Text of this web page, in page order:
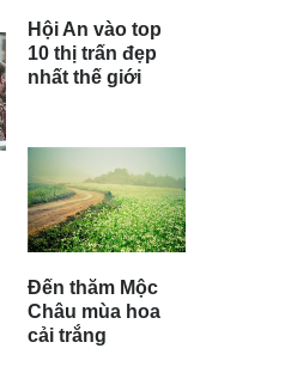
Hội An vào top
10 thị trấn đẹp
nhất thế giới
Đến thăm Mộc
Châu mùa hoa
cải trắng